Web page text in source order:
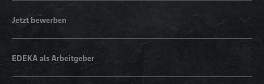
Jetzt bewerben
EDEKA als Arbeitgeber